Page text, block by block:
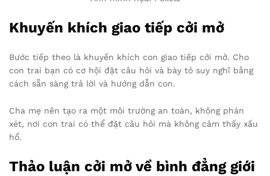
Khuyến khích giao tiếp cởi mở
Bước tiếp theo là khuyến khích con giao tiếp cởi mở. Cho
con trai bạn có cơ hội đặt câu hỏi và bày tỏ suy nghĩ bằng
cách sẵn sàng trả lời và hướng dẫn con.
Cha mẹ nên tạo ra một môi trường an toàn, không phán
xét, nơi con trai có thể đặt câu hỏi mà không cảm thấy xấu
hổ.
Thảo luận cởi mở về bình đẳng giới